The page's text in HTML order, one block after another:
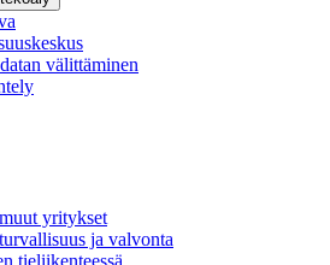
välittäminen
yritykset
ja valvonta
tieliikenteessä